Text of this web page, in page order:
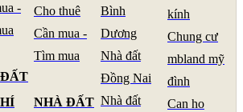
-
Cho thuê
Cần mua -
Tìm mua
NHÀ ĐẤT
Bình
Dương
Nhà đất
Đồng Nai
Nhà đất
kính
Chung cư
mbland mỹ
đình
Can ho